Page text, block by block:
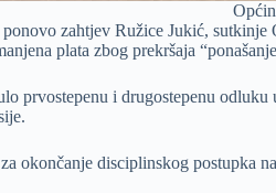
zahtjev Ružice Jukić,
plata zbog prekršaja
prvostepenu i drugostepenu
okončanje disciplinskog postupka